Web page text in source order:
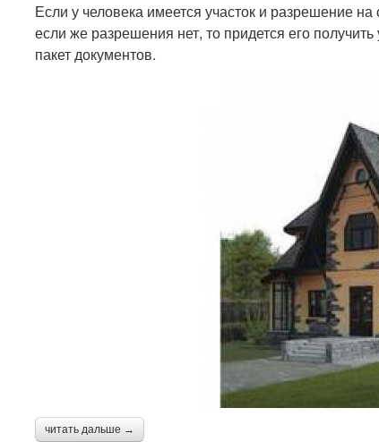
Если у человека имеется участок и разрешение
если же разрешения нет, то придется его
пакет документов.
читать дальше →